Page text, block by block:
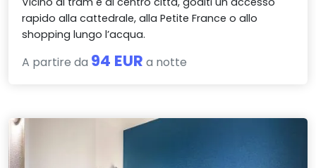
rapido alla cattedrale, alla Petite France o allo
shopping lungo l’acqua.
A partire da 94 EUR a notte